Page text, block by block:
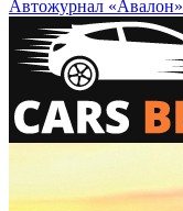
Автожурнал